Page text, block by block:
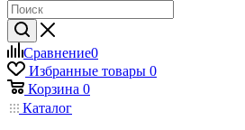
Сравнение0
Избранные товары 0
Корзина 0
Каталог